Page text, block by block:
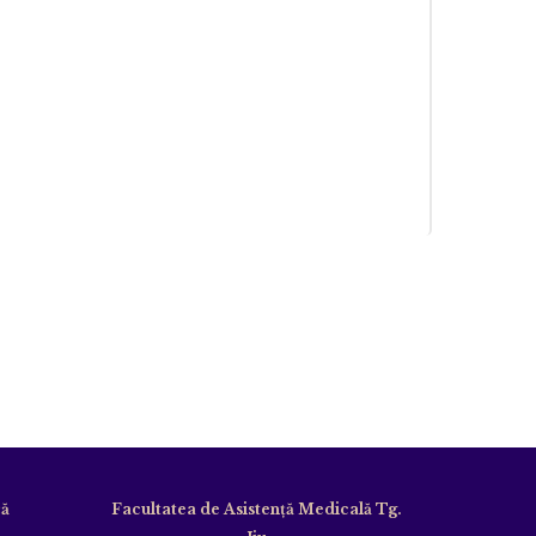
Facultatea de Asistență Medicală Tg.